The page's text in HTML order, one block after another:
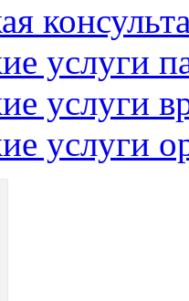
услуги
услуги
услуги